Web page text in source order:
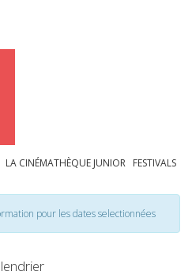
LA CINÉMATHÈQUE JUNIOR FESTIVALS
pour les dates selectionnées